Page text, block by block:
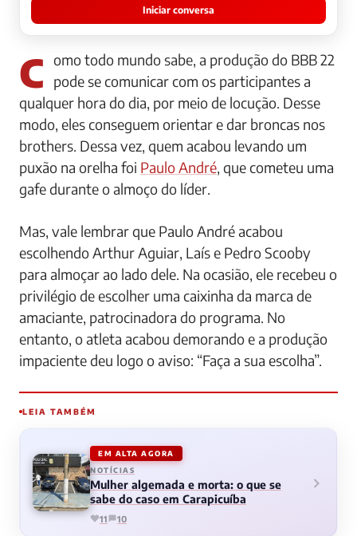
Iniciar conversa
Como todo mundo sabe, a produção do BBB 22
pode se comunicar com os participantes a
qualquer hora do dia, por meio de locução. Desse
modo, eles conseguem orientar e dar broncas nos
brothers. Dessa vez, quem acabou levando um
puxão na orelha foi Paulo André, que cometeu uma
gafe durante o almoço do líder.
Mas, vale lembrar que Paulo André acabou
escolhendo Arthur Aguiar, Laís e Pedro Scooby
para almoçar ao lado dele. Na ocasião, ele recebeu o
privilégio de escolher uma caixinha da marca de
amaciante, patrocinadora do programa. No
entanto, o atleta acabou demorando e a produção
impaciente deu logo o aviso: “Faça a sua escolha”.
LEIA TAMBÉM
EM ALTA AGORA
NOTÍCIAS
Mulher algemada e morta: o que se
sabe do caso em Carapicuíba
11 10